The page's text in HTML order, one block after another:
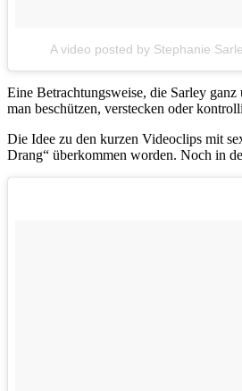
A video posted by Stephanie
Eine Betrachtungsweise, die Sarley
man beschützen, verstecken oder
Die Idee zu den kurzen Videoclips mit
Drang“ überkommen worden. Noch in